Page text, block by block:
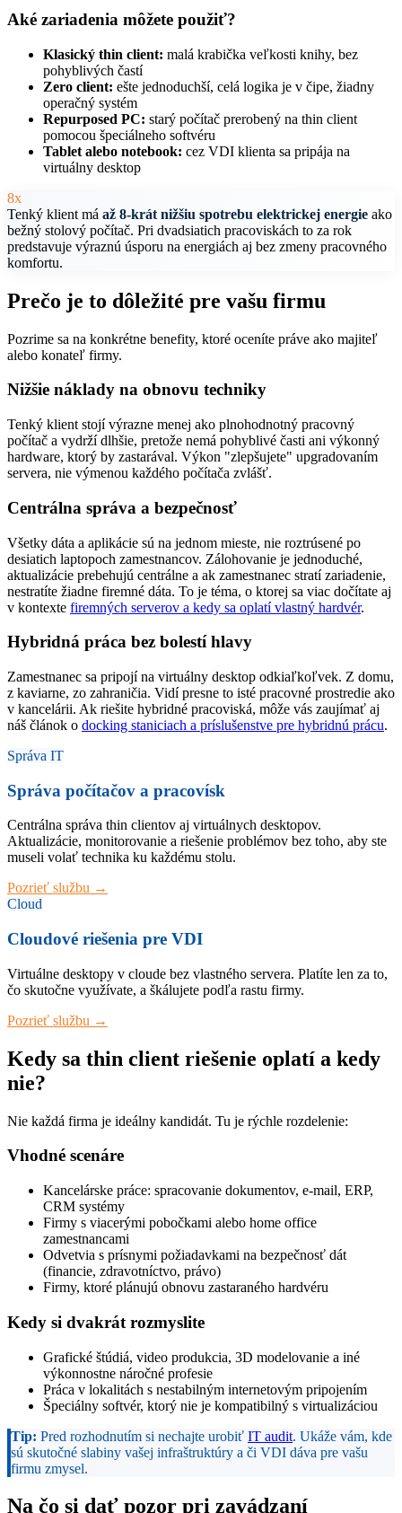
Aké zariadenia môžete použiť?
Klasický thin client: malá krabička veľkosti knihy, bez
pohyblivých častí
Zero client: ešte jednoduchší, celá logika je v čipe, žiadny
operačný systém
Repurposed PC: starý počítač prerobený na thin client
pomocou špeciálneho softvéru
Tablet alebo notebook: cez VDI klienta sa pripája na
virtuálny desktop
8x
Tenký klient má až 8-krát nižšiu spotrebu elektrickej energie ako
bežný stolový počítač. Pri dvadsiatich pracoviskách to za rok
predstavuje výraznú úsporu na energiách aj bez zmeny pracovného
komfortu.
Prečo je to dôležité pre vašu firmu
Pozrime sa na konkrétne benefity, ktoré oceníte práve ako majiteľ
alebo konateľ firmy.
Nižšie náklady na obnovu techniky
Tenký klient stojí výrazne menej ako plnohodnotný pracovný
počítač a vydrží dlhšie, pretože nemá pohyblivé časti ani výkonný
hardware, ktorý by zastarával. Výkon "zlepšujete" upgradovaním
servera, nie výmenou každého počítača zvlášť.
Centrálna správa a bezpečnosť
Všetky dáta a aplikácie sú na jednom mieste, nie roztrúsené po
desiatich laptopoch zamestnancov. Zálohovanie je jednoduché,
aktualizácie prebehujú centrálne a ak zamestnanec stratí zariadenie,
nestratíte žiadne firemné dáta. To je téma, o ktorej sa viac dočítate aj
v kontexte firemných serverov a kedy sa oplatí vlastný hardvér.
Hybridná práca bez bolestí hlavy
Zamestnanec sa pripojí na virtuálny desktop odkiaľkoľvek. Z domu,
z kaviarne, zo zahraničia. Vidí presne to isté pracovné prostredie ako
v kancelárii. Ak riešite hybridné pracoviská, môže vás zaujímať aj
náš článok o docking staniciach a príslušenstve pre hybridnú prácu.
Správa IT
Správa počítačov a pracovísk
Centrálna správa thin clientov aj virtuálnych desktopov.
Aktualizácie, monitorovanie a riešenie problémov bez toho, aby ste
museli volať technika ku každému stolu.
Pozrieť službu →
Cloud
Cloudové riešenia pre VDI
Virtuálne desktopy v cloude bez vlastného servera. Platíte len za to,
čo skutočne využívate, a škálujete podľa rastu firmy.
Pozrieť službu →
Kedy sa thin client riešenie oplatí a kedy
nie?
Nie každá firma je ideálny kandidát. Tu je rýchle rozdelenie:
Vhodné scenáre
Kancelárske práce: spracovanie dokumentov, e-mail, ERP,
CRM systémy
Firmy s viacerými pobočkami alebo home office
zamestnancami
Odvetvia s prísnymi požiadavkami na bezpečnosť dát
(financie, zdravotníctvo, právo)
Firmy, ktoré plánujú obnovu zastaraného hardvéru
Kedy si dvakrát rozmyslite
Grafické štúdiá, video produkcia, 3D modelovanie a iné
výkonnostne náročné profesie
Práca v lokalitách s nestabilným internetovým pripojením
Špeciálny softvér, ktorý nie je kompatibilný s virtualizáciou
Tip: Pred rozhodnutím si nechajte urobiť IT audit. Ukáže vám, kde
sú skutočné slabiny vašej infraštruktúry a či VDI dáva pre vašu
firmu zmysel.
Na čo si dať pozor pri zavádzaní